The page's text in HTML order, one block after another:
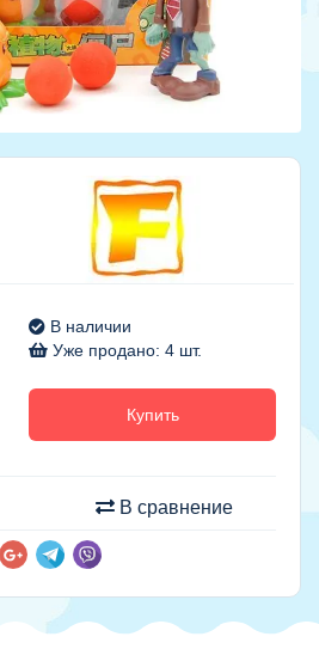
В наличии
Уже продано: 4 шт.
Купить
В сравнение